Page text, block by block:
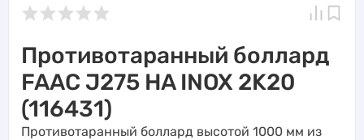
Противотаранный боллард
FAAC J275 HA INOX 2K20
(116431)
Противотаранный боллард высотой 1000 мм из